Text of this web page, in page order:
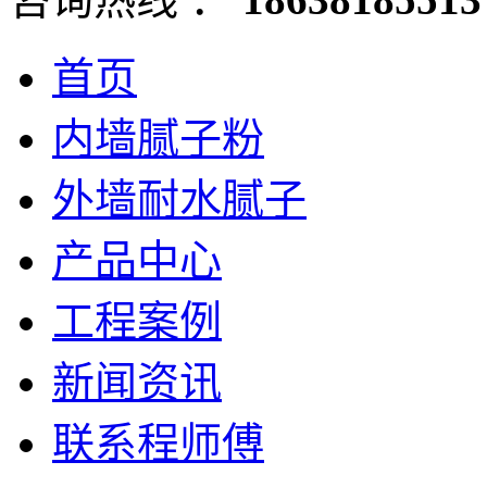
首页
内墙腻子粉
外墙耐水腻子
产品中心
工程案例
新闻资讯
联系程师傅